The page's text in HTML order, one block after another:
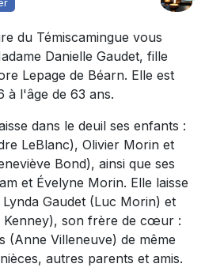
du Témiscamingue vous
Danielle Gaudet, fille
Lepage de Béarn. Elle est
à l'âge de 63 ans.
dans le deuil ses enfants :
LeBlanc), Olivier Morin et
Bond), ainsi que ses
et Évelyne Morin. Elle laisse
Gaudet (Luc Morin) et
Kenney), son frère de cœur :
(Anne Villeneuve) de même
autres parents et amis.